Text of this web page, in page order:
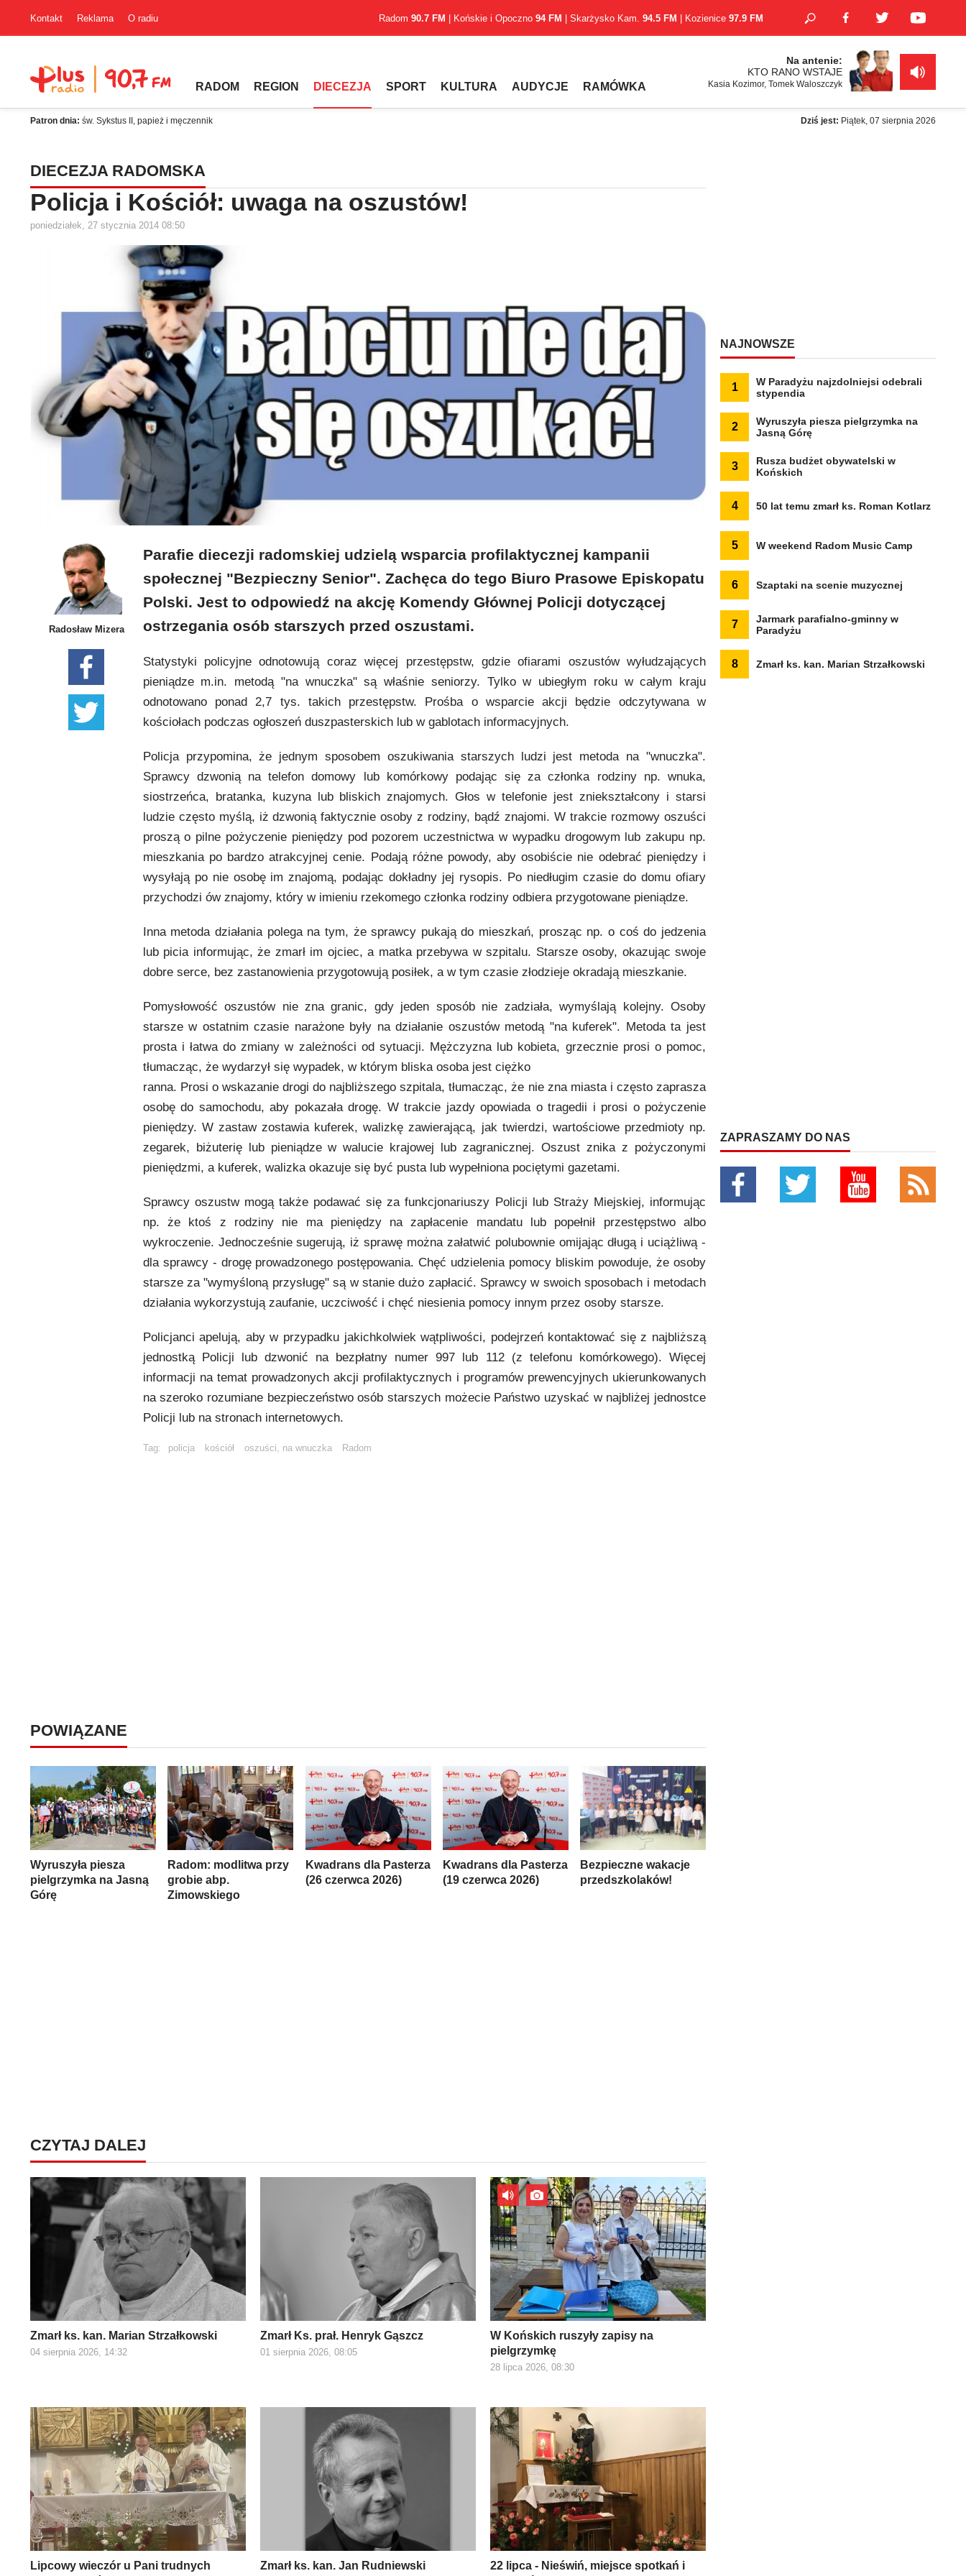
Kontakt Reklama O radiu Radom 90.7 FM | Końskie i Opoczno 94 FM | Skarżysko Kam. 94.5 FM | Kozienice 97.9 FM
RADOM REGION DIECEZJA SPORT KULTURA AUDYCJE RAMÓWKA
Na antenie:
KTO RANO WSTAJE
Kasia Kozimor, Tomek Waloszczyk
Patron dnia: św. Sykstus II, papież i męczennik Dziś jest: Piątek, 07 sierpnia 2026
DIECEZJA RADOMSKA
Policja i Kościół: uwaga na oszustów!
poniedziałek, 27 stycznia 2014 08:50
Radosław Mizera
Parafie diecezji radomskiej udzielą wsparcia profilaktycznej kampanii
społecznej "Bezpieczny Senior". Zachęca do tego Biuro Prasowe Episkopatu
Polski. Jest to odpowiedź na akcję Komendy Głównej Policji dotyczącej
ostrzegania osób starszych przed oszustami.
Statystyki policyjne odnotowują coraz więcej przestępstw, gdzie ofiarami oszustów wyłudzających
pieniądze m.in. metodą "na wnuczka" są właśnie seniorzy. Tylko w ubiegłym roku w całym kraju
odnotowano ponad 2,7 tys. takich przestępstw. Prośba o wsparcie akcji będzie odczytywana w
kościołach podczas ogłoszeń duszpasterskich lub w gablotach informacyjnych.
Policja przypomina, że jednym sposobem oszukiwania starszych ludzi jest metoda na "wnuczka".
Sprawcy dzwonią na telefon domowy lub komórkowy podając się za członka rodziny np. wnuka,
siostrzeńca, bratanka, kuzyna lub bliskich znajomych. Głos w telefonie jest zniekształcony i starsi
ludzie często myślą, iż dzwonią faktycznie osoby z rodziny, bądź znajomi. W trakcie rozmowy oszuści
proszą o pilne pożyczenie pieniędzy pod pozorem uczestnictwa w wypadku drogowym lub zakupu np.
mieszkania po bardzo atrakcyjnej cenie. Podają różne powody, aby osobiście nie odebrać pieniędzy i
wysyłają po nie osobę im znajomą, podając dokładny jej rysopis. Po niedługim czasie do domu ofiary
przychodzi ów znajomy, który w imieniu rzekomego członka rodziny odbiera przygotowane pieniądze.
Inna metoda działania polega na tym, że sprawcy pukają do mieszkań, prosząc np. o coś do jedzenia
lub picia informując, że zmarł im ojciec, a matka przebywa w szpitalu. Starsze osoby, okazując swoje
dobre serce, bez zastanowienia przygotowują posiłek, a w tym czasie złodzieje okradają mieszkanie.
Pomysłowość oszustów nie zna granic, gdy jeden sposób nie zadziała, wymyślają kolejny. Osoby
starsze w ostatnim czasie narażone były na działanie oszustów metodą "na kuferek". Metoda ta jest
prosta i łatwa do zmiany w zależności od sytuacji. Mężczyzna lub kobieta, grzecznie prosi o pomoc,
tłumacząc, że wydarzył się wypadek, w którym bliska osoba jest ciężko
ranna. Prosi o wskazanie drogi do najbliższego szpitala, tłumacząc, że nie zna miasta i często zaprasza
osobę do samochodu, aby pokazała drogę. W trakcie jazdy opowiada o tragedii i prosi o pożyczenie
pieniędzy. W zastaw zostawia kuferek, walizkę zawierającą, jak twierdzi, wartościowe przedmioty np.
zegarek, biżuterię lub pieniądze w walucie krajowej lub zagranicznej. Oszust znika z pożyczonymi
pieniędzmi, a kuferek, walizka okazuje się być pusta lub wypełniona pociętymi gazetami.
Sprawcy oszustw mogą także podawać się za funkcjonariuszy Policji lub Straży Miejskiej, informując
np. że ktoś z rodziny nie ma pieniędzy na zapłacenie mandatu lub popełnił przestępstwo albo
wykroczenie. Jednocześnie sugerują, iż sprawę można załatwić polubownie omijając długą i uciążliwą -
dla sprawcy - drogę prowadzonego postępowania. Chęć udzielenia pomocy bliskim powoduje, że osoby
starsze za "wymyśloną przysługę" są w stanie dużo zapłacić. Sprawcy w swoich sposobach i metodach
działania wykorzystują zaufanie, uczciwość i chęć niesienia pomocy innym przez osoby starsze.
Policjanci apelują, aby w przypadku jakichkolwiek wątpliwości, podejrzeń kontaktować się z najbliższą
jednostką Policji lub dzwonić na bezpłatny numer 997 lub 112 (z telefonu komórkowego). Więcej
informacji na temat prowadzonych akcji profilaktycznych i programów prewencyjnych ukierunkowanych
na szeroko rozumiane bezpieczeństwo osób starszych możecie Państwo uzyskać w najbliżej jednostce
Policji lub na stronach internetowych.
Tag: policja kościół oszuści, na wnuczka Radom
POWIĄZANE
Wyruszyła piesza
pielgrzymka na Jasną
Górę
Radom: modlitwa przy
grobie abp.
Zimowskiego
Kwadrans dla Pasterza
(26 czerwca 2026)
Kwadrans dla Pasterza
(19 czerwca 2026)
Bezpieczne wakacje
przedszkolaków!
CZYTAJ DALEJ
Zmarł ks. kan. Marian Strzałkowski
04 sierpnia 2026, 14:32
Zmarł Ks. prał. Henryk Gąszcz
01 sierpnia 2026, 08:05
W Końskich ruszyły zapisy na
pielgrzymkę
28 lipca 2026, 08:30
Lipcowy wieczór u Pani trudnych
Zmarł ks. kan. Jan Rudniewski
22 lipca - Nieświń, miejsce spotkań i
NAJNOWSZE
1
W Paradyżu najzdolniejsi odebrali
stypendia
2
Wyruszyła piesza pielgrzymka na
Jasną Górę
3
Rusza budżet obywatelski w
Końskich
4 50 lat temu zmarł ks. Roman Kotlarz
5 W weekend Radom Music Camp
6 Szaptaki na scenie muzycznej
7
Jarmark parafialno-gminny w
Paradyżu
8 Zmarł ks. kan. Marian Strzałkowski
ZAPRASZAMY DO NAS